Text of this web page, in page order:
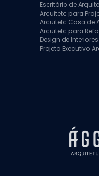
Escritório de
Arquiteto para
Arquiteto Casa de
Arquiteto para
Design de
Projeto Executivo